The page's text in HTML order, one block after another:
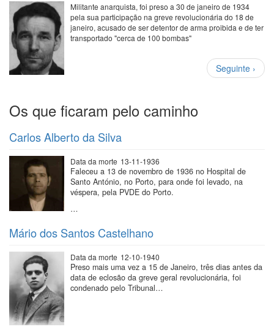
Militante anarquista, foi preso a 30 de janeiro de 1934
pela sua participação na greve revolucionária do 18 de
janeiro, acusado de ser detentor de arma proibida e de ter
transportado "cerca de 100 bombas"
Paginação
Próxima
página
Seguinte ›
Os que ficaram pelo caminho
Carlos Alberto da Silva
Data da morte 13-11-1936
Faleceu a 13 de novembro de 1936 no Hospital de
Santo António, no Porto, para onde foi levado, na
véspera, pela PVDE do Porto.
…
Mário dos Santos Castelhano
Data da morte 12-10-1940
Preso mais uma vez a 15 de Janeiro, três dias antes da
data de eclosão da greve geral revolucionária, foi
condenado pelo Tribunal…